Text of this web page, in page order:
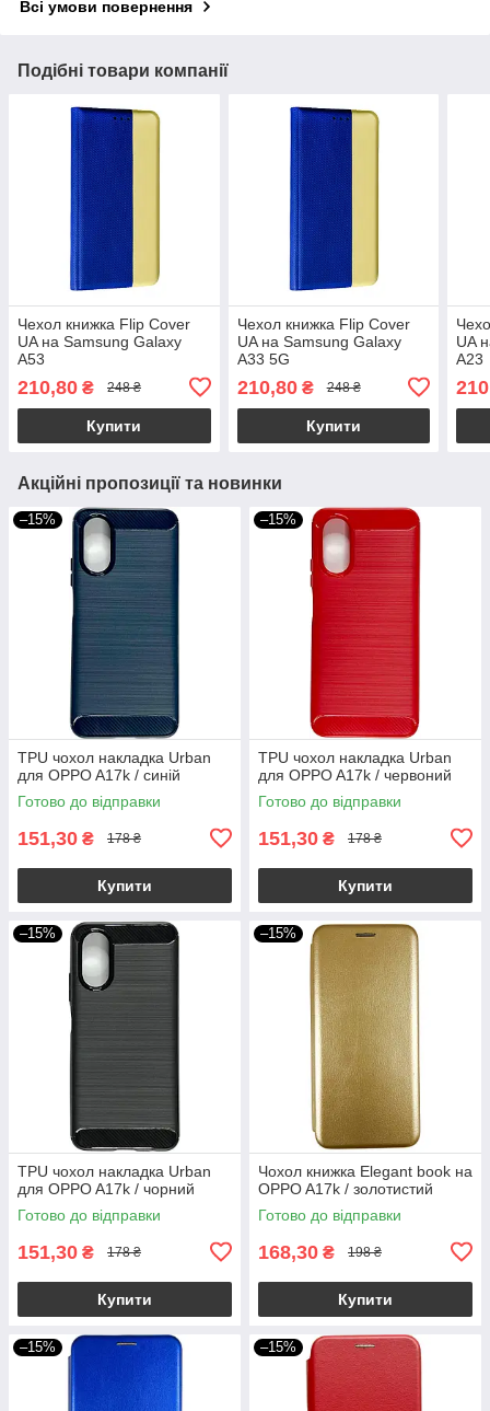
Всі умови повернення
Подібні товари компанії
Чехол книжка Flip Cover
UA на Samsung Galaxy
A53
210,80 ₴ 248 ₴
Купити
Чехол книжка Flip Cover
UA на Samsung Galaxy
A33 5G
210,80₴ 248 ₴
Купити
UA
A23
Акційні пропозиції та новинки
–15%
TPU чохол накладка Urban
для OPPO A17k / синій
Готово до відправки
151,30 ₴ 178 ₴
Купити
–15%
TPU чохол накладка Urban
для OPPO A17k / червоний
Готово до відправки
151,30 ₴ 178 ₴
Купити
–15%
TPU чохол накладка Urban
для OPPO A17k / чорний
Готово до відправки
151,30 ₴ 178 ₴
Купити
–15%
Чохол книжка Elegant book на
OPPO A17k / золотистий
Готово до відправки
168,30 ₴ 198 ₴
Купити
–15% –15%